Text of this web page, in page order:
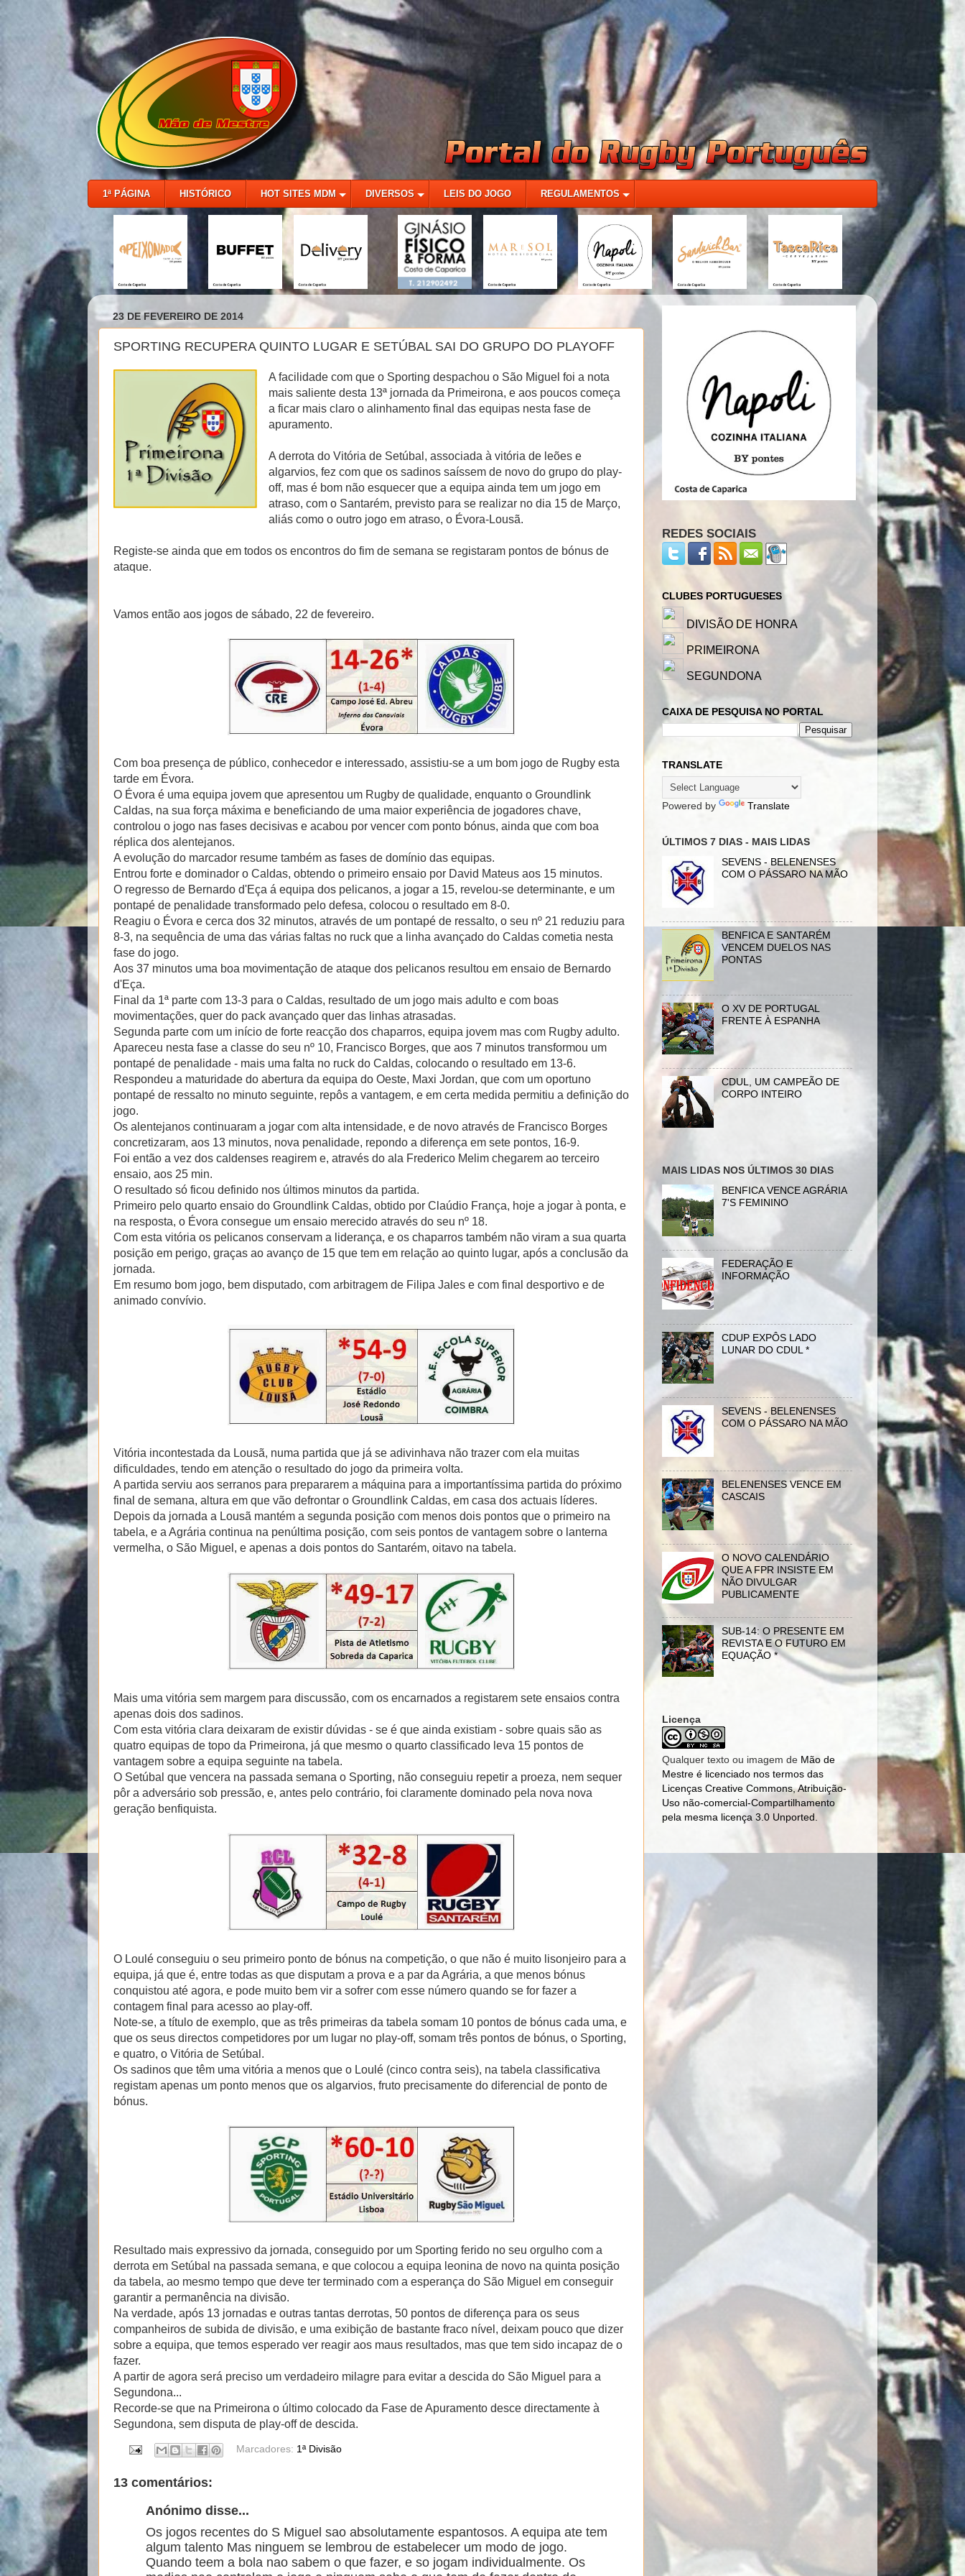
1ª PÁGINA HISTÓRICO HOT SITES MDM DIVERSOS LEIS DO JOGO REGULAMENTOS
23 DE FEVEREIRO DE 2014
SPORTING RECUPERA QUINTO LUGAR E SETÚBAL SAI DO GRUPO DO PLAYOFF
A facilidade com que o Sporting despachou o São Miguel foi a nota
mais saliente desta 13ª jornada da Primeirona, e aos poucos começa
a ficar mais claro o alinhamento final das equipas nesta fase de
apuramento.
A derrota do Vitória de Setúbal, associada à vitória de leões e
algarvios, fez com que os sadinos saíssem de novo do grupo do play-
off, mas é bom não esquecer que a equipa ainda tem um jogo em
atraso, com o Santarém, previsto para se realizar no dia 15 de Março,
aliás como o outro jogo em atraso, o Évora-Lousã.
Registe-se ainda que em todos os encontros do fim de semana se registaram pontos de bónus de
ataque.
Vamos então aos jogos de sábado, 22 de fevereiro.
Com boa presença de público, conhecedor e interessado, assistiu-se a um bom jogo de Rugby esta
tarde em Évora.
O Évora é uma equipa jovem que apresentou um Rugby de qualidade, enquanto o Groundlink
Caldas, na sua força máxima e beneficiando de uma maior experiência de jogadores chave,
controlou o jogo nas fases decisivas e acabou por vencer com ponto bónus, ainda que com boa
réplica dos alentejanos.
A evolução do marcador resume também as fases de domínio das equipas.
Entrou forte e dominador o Caldas, obtendo o primeiro ensaio por David Mateus aos 15 minutos.
O regresso de Bernardo d'Eça á equipa dos pelicanos, a jogar a 15, revelou-se determinante, e um
pontapé de penalidade transformado pelo defesa, colocou o resultado em 8-0.
Reagiu o Évora e cerca dos 32 minutos, através de um pontapé de ressalto, o seu nº 21 reduziu para
8-3, na sequência de uma das várias faltas no ruck que a linha avançado do Caldas cometia nesta
fase do jogo.
Aos 37 minutos uma boa movimentação de ataque dos pelicanos resultou em ensaio de Bernardo
d'Eça.
Final da 1ª parte com 13-3 para o Caldas, resultado de um jogo mais adulto e com boas
movimentações, quer do pack avançado quer das linhas atrasadas.
Segunda parte com um início de forte reacção dos chaparros, equipa jovem mas com Rugby adulto.
Apareceu nesta fase a classe do seu nº 10, Francisco Borges, que aos 7 minutos transformou um
pontapé de penalidade - mais uma falta no ruck do Caldas, colocando o resultado em 13-6.
Respondeu a maturidade do abertura da equipa do Oeste, Maxi Jordan, que com um oportuno
pontapé de ressalto no minuto seguinte, repôs a vantagem, e em certa medida permitiu a definição do
jogo.
Os alentejanos continuaram a jogar com alta intensidade, e de novo através de Francisco Borges
concretizaram, aos 13 minutos, nova penalidade, repondo a diferença em sete pontos, 16-9.
Foi então a vez dos caldenses reagirem e, através do ala Frederico Melim chegarem ao terceiro
ensaio, aos 25 min.
O resultado só ficou definido nos últimos minutos da partida.
Primeiro pelo quarto ensaio do Groundlink Caldas, obtido por Claúdio França, hoje a jogar à ponta, e
na resposta, o Évora consegue um ensaio merecido através do seu nº 18.
Com esta vitória os pelicanos conservam a liderança, e os chaparros também não viram a sua quarta
posição em perigo, graças ao avanço de 15 que tem em relação ao quinto lugar, após a conclusão da
jornada.
Em resumo bom jogo, bem disputado, com arbitragem de Filipa Jales e com final desportivo e de
animado convívio.
Vitória incontestada da Lousã, numa partida que já se adivinhava não trazer com ela muitas
dificuldades, tendo em atenção o resultado do jogo da primeira volta.
A partida serviu aos serranos para prepararem a máquina para a importantíssima partida do próximo
final de semana, altura em que vão defrontar o Groundlink Caldas, em casa dos actuais líderes.
Depois da jornada a Lousã mantém a segunda posição com menos dois pontos que o primeiro na
tabela, e a Agrária continua na penúltima posição, com seis pontos de vantagem sobre o lanterna
vermelha, o São Miguel, e apenas a dois pontos do Santarém, oitavo na tabela.
Mais uma vitória sem margem para discussão, com os encarnados a registarem sete ensaios contra
apenas dois dos sadinos.
Com esta vitória clara deixaram de existir dúvidas - se é que ainda existiam - sobre quais são as
quatro equipas de topo da Primeirona, já que mesmo o quarto classificado leva 15 pontos de
vantagem sobre a equipa seguinte na tabela.
O Setúbal que vencera na passada semana o Sporting, não conseguiu repetir a proeza, nem sequer
pôr a adversário sob pressão, e, antes pelo contrário, foi claramente dominado pela nova nova
geração benfiquista.
O Loulé conseguiu o seu primeiro ponto de bónus na competição, o que não é muito lisonjeiro para a
equipa, já que é, entre todas as que disputam a prova e a par da Agrária, a que menos bónus
conquistou até agora, e pode muito bem vir a sofrer com esse número quando se for fazer a
contagem final para acesso ao play-off.
Note-se, a título de exemplo, que as três primeiras da tabela somam 10 pontos de bónus cada uma, e
que os seus directos competidores por um lugar no play-off, somam três pontos de bónus, o Sporting,
e quatro, o Vitória de Setúbal.
Os sadinos que têm uma vitória a menos que o Loulé (cinco contra seis), na tabela classificativa
registam apenas um ponto menos que os algarvios, fruto precisamente do diferencial de ponto de
bónus.
Resultado mais expressivo da jornada, conseguido por um Sporting ferido no seu orgulho com a
derrota em Setúbal na passada semana, e que colocou a equipa leonina de novo na quinta posição
da tabela, ao mesmo tempo que deve ter terminado com a esperança do São Miguel em conseguir
garantir a permanência na divisão.
Na verdade, após 13 jornadas e outras tantas derrotas, 50 pontos de diferença para os seus
companheiros de subida de divisão, e uma exibição de bastante fraco nível, deixam pouco que dizer
sobre a equipa, que temos esperado ver reagir aos maus resultados, mas que tem sido incapaz de o
fazer.
A partir de agora será preciso um verdadeiro milagre para evitar a descida do São Miguel para a
Segundona...
Recorde-se que na Primeirona o último colocado da Fase de Apuramento desce directamente à
Segundona, sem disputa de play-off de descida.
Marcadores: 1ª Divisão
13 comentários:
Anónimo disse...
Os jogos recentes do S Miguel sao absolutamente espantosos. A equipa ate tem
algum talento Mas ninguem se lembrou de estabelecer um modo de jogo.
Quando teem a bola nao sabem o que fazer, e so jogam individualmente. Os
REDES SOCIAIS
CLUBES PORTUGUESES
DIVISÃO DE HONRA
PRIMEIRONA
SEGUNDONA
CAIXA DE PESQUISA NO PORTAL
TRANSLATE
Powered by Translate
ÚLTIMOS 7 DIAS - MAIS LIDAS
SEVENS - BELENENSES
COM O PÁSSARO NA MÃO
BENFICA E SANTARÉM
VENCEM DUELOS NAS
PONTAS
O XV DE PORTUGAL
FRENTE À ESPANHA
CDUL, UM CAMPEÃO DE
CORPO INTEIRO
MAIS LIDAS NOS ÚLTIMOS 30 DIAS
BENFICA VENCE AGRÁRIA
7'S FEMININO
FEDERAÇÃO E
INFORMAÇÃO
CDUP EXPÔS LADO
LUNAR DO CDUL *
SEVENS - BELENENSES
COM O PÁSSARO NA MÃO
BELENENSES VENCE EM
CASCAIS
O NOVO CALENDÁRIO
QUE A FPR INSISTE EM
NÃO DIVULGAR
PUBLICAMENTE
SUB-14: O PRESENTE EM
REVISTA E O FUTURO EM
EQUAÇÃO *
Licença
Qualquer texto ou imagem de Mão de
Mestre é licenciado nos termos das
Licenças Creative Commons, Atribuição-
Uso não-comercial-Compartilhamento
pela mesma licença 3.0 Unported.